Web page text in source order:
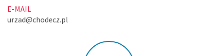
E-MAIL
urzad@chodecz.pl